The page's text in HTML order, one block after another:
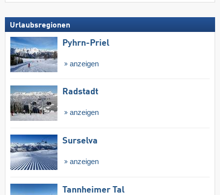
Urlaubsregionen
Pyhrn-Priel
anzeigen
Radstadt
anzeigen
Surselva
anzeigen
Tannheimer Tal